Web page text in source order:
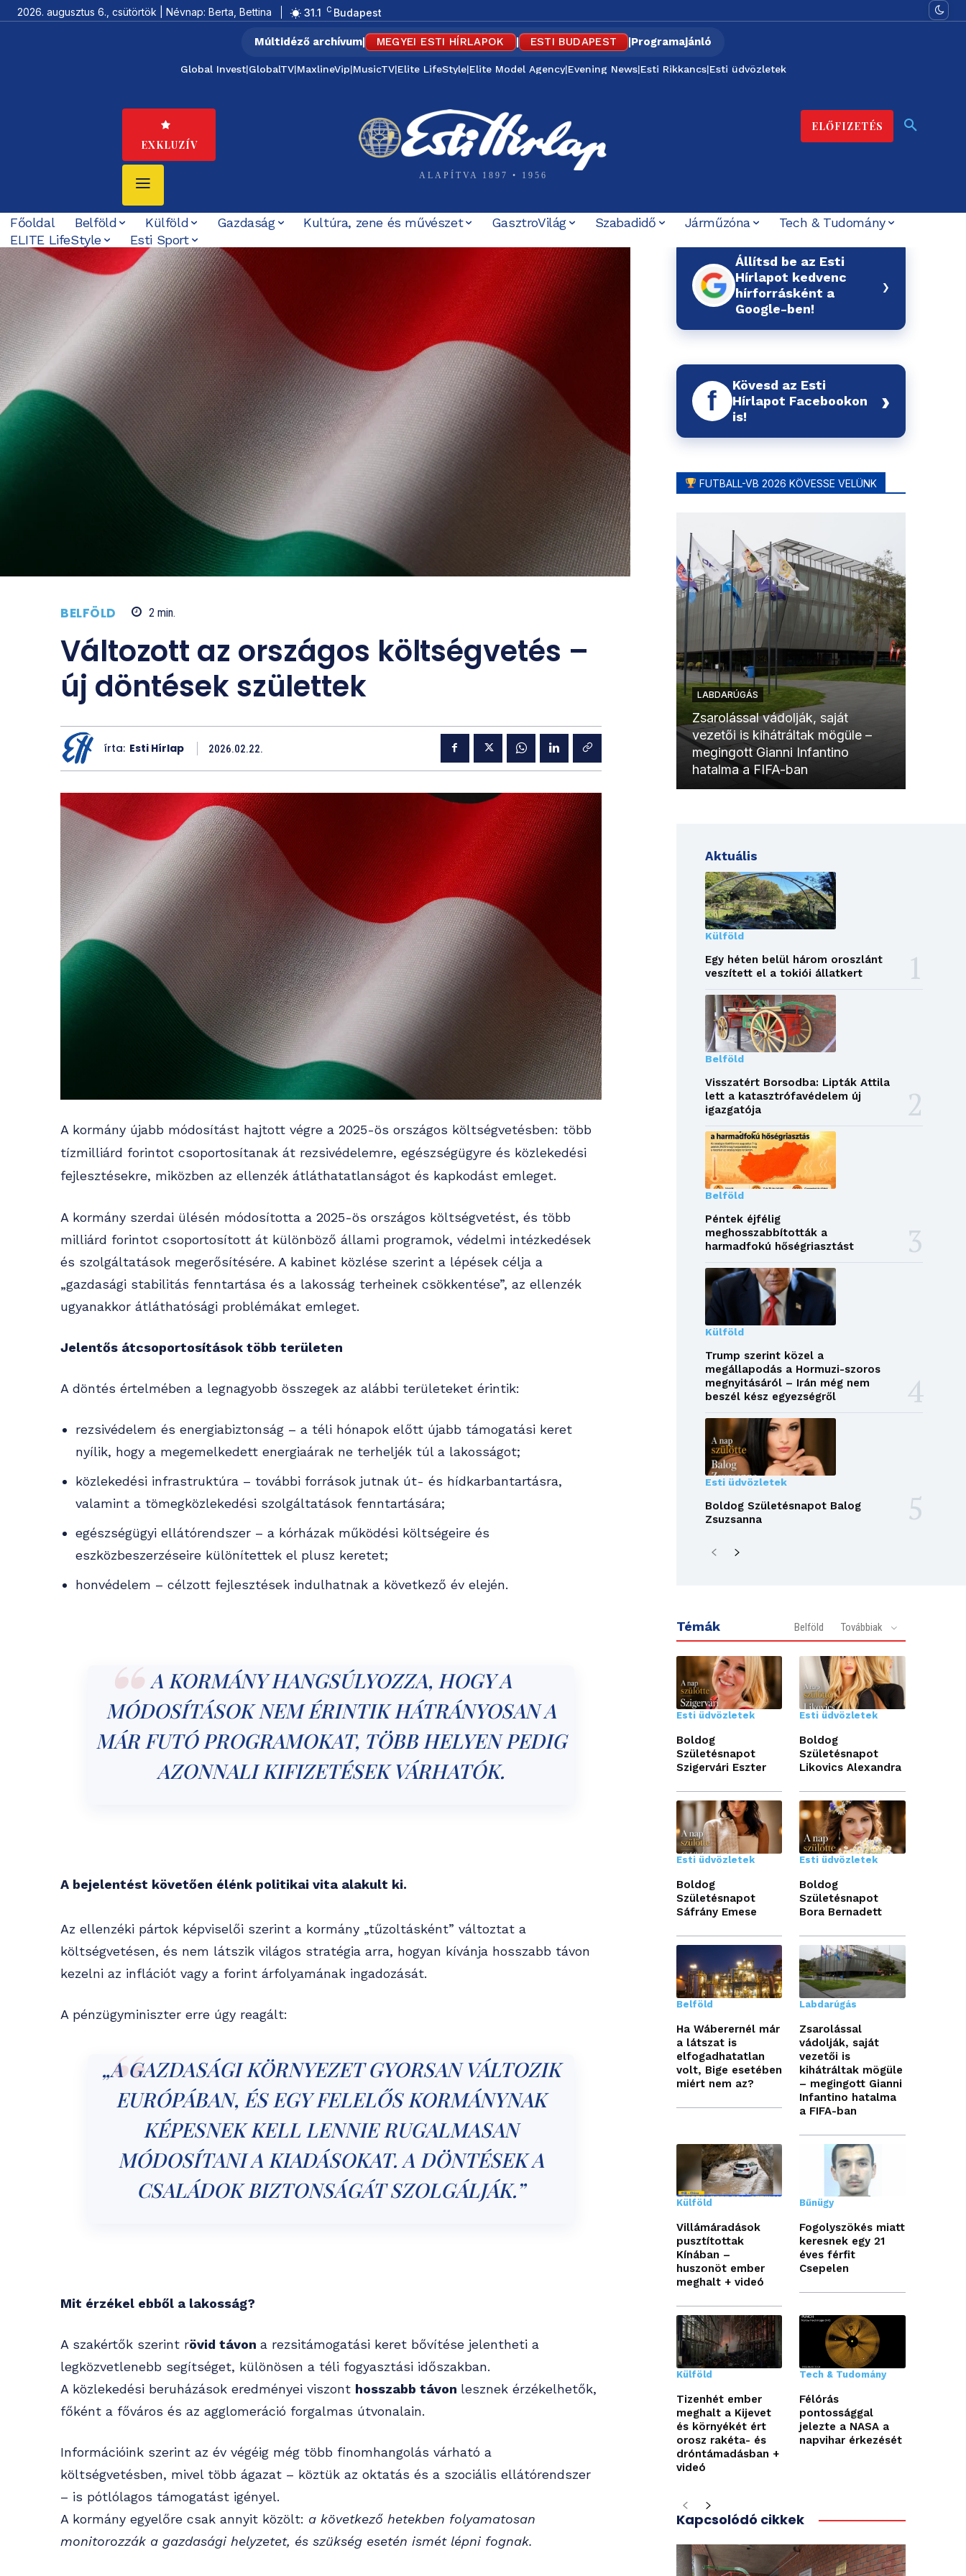
2026. augusztus 6., csütörtök | Névnap: Berta, Bettina 31.1 C Budapest
Múltidéző archívum| MEGYEI ESTI HÍRLAPOK | ESTI BUDAPEST |Programajánló
Global Invest|GlobalTV|MaxlineVip|MusicTV|Elite LifeStyle|Elite Model Agency|Evening News|Esti Rikkancs|Esti üdvözletek
EXKLUZÍV
ALAPÍTVA 1897 • 1956
ELŐFIZETÉS
Főoldal Belföld Külföld Gazdaság Kultúra, zene és művészet GasztroVilág Szabadidő Járműzóna
Tech & Tudomány
ELITE LifeStyle
Esti Sport
BELFÖLD 2 min.
Változott az országos költségvetés –
új döntések születtek
írta: Esti Hírlap 2026.02.22.
A kormány újabb módosítást hajtott végre a 2025-ös országos költségvetésben: több
tízmilliárd forintot csoportosítanak át rezsivédelemre, egészségügyre és közlekedési
fejlesztésekre, miközben az ellenzék átláthatatlanságot és kapkodást emleget.
A kormány szerdai ülésén módosította a 2025-ös országos költségvetést, és több
milliárd forintot csoportosított át különböző állami programok, védelmi intézkedések
és szolgáltatások megerősítésére. A kabinet közlése szerint a lépések célja a
„gazdasági stabilitás fenntartása és a lakosság terheinek csökkentése”, az ellenzék
ugyanakkor átláthatósági problémákat emleget.
Jelentős átcsoportosítások több területen
A döntés értelmében a legnagyobb összegek az alábbi területeket érintik:
rezsivédelem és energiabiztonság – a téli hónapok előtt újabb támogatási keret
nyílik, hogy a megemelkedett energiaárak ne terheljék túl a lakosságot;
közlekedési infrastruktúra – további források jutnak út- és hídkarbantartásra,
valamint a tömegközlekedési szolgáltatások fenntartására;
egészségügyi ellátórendszer – a kórházak működési költségeire és
eszközbeszerzéseire különítettek el plusz keretet;
honvédelem – célzott fejlesztések indulhatnak a következő év elején.
A KORMÁNY HANGSÚLYOZZA, HOGY A
MÓDOSÍTÁSOK NEM ÉRINTIK HÁTRÁNYOSAN A
MÁR FUTÓ PROGRAMOKAT, TÖBB HELYEN PEDIG
AZONNALI KIFIZETÉSEK VÁRHATÓK.
A bejelentést követően élénk politikai vita alakult ki.
Az ellenzéki pártok képviselői szerint a kormány „tűzoltásként” változtat a
költségvetésen, és nem látszik világos stratégia arra, hogyan kívánja hosszabb távon
kezelni az inflációt vagy a forint árfolyamának ingadozását.
A pénzügyminiszter erre úgy reagált:
„A GAZDASÁGI KÖRNYEZET GYORSAN VÁLTOZIK
EURÓPÁBAN, ÉS EGY FELELŐS KORMÁNYNAK
KÉPESNEK KELL LENNIE RUGALMASAN
MÓDOSÍTANI A KIADÁSOKAT. A DÖNTÉSEK A
CSALÁDOK BIZTONSÁGÁT SZOLGÁLJÁK.”
Mit érzékel ebből a lakosság?
A szakértők szerint rövid távon a rezsitámogatási keret bővítése jelentheti a
legközvetlenebb segítséget, különösen a téli fogyasztási időszakban.
A közlekedési beruházások eredményei viszont hosszabb távon lesznek érzékelhetők,
főként a főváros és az agglomeráció forgalmas útvonalain.
Információink szerint az év végéig még több finomhangolás várható a
költségvetésben, mivel több ágazat – köztük az oktatás és a szociális ellátórendszer
– is pótlólagos támogatást igényel.
A kormány egyelőre csak annyit közölt: a következő hetekben folyamatosan
monitorozzák a gazdasági helyzetet, és szükség esetén ismét lépni fognak.
Állítsd be az Esti
Hírlapot kedvenc
hírforrásként a
Google-ben!
›
f
Kövesd az Esti
Hírlapot Facebookon
is!
›
FUTBALL-VB 2026 KÖVESSE VELÜNK
LABDARÚGÁS
Zsarolással vádolják, saját
vezetői is kihátráltak mögüle –
megingott Gianni Infantino
hatalma a FIFA-ban
Aktuális
Külföld
Egy héten belül három oroszlánt
veszített el a tokiói állatkert
Belföld
Visszatért Borsodba: Lipták Attila
lett a katasztrófavédelem új
igazgatója
Belföld
Péntek éjfélig
meghosszabbították a
harmadfokú hőségriasztást
Külföld
Trump szerint közel a
megállapodás a Hormuzi-szoros
megnyitásáról – Irán még nem
beszél kész egyezségről
Esti üdvözletek
Boldog Születésnapot Balog
Zsuzsanna
Témák Belföld Továbbiak
Esti üdvözletek
Boldog
Születésnapot
Szigervári Eszter
Esti üdvözletek
Boldog
Születésnapot
Likovics Alexandra
Esti üdvözletek
Boldog
Születésnapot
Sáfrány Emese
Esti üdvözletek
Boldog
Születésnapot
Bora Bernadett
Belföld
Ha Wáberernél már
a látszat is
elfogadhatatlan
volt, Bige esetében
miért nem az?
Labdarúgás
Zsarolással
vádolják, saját
vezetői is
kihátráltak mögüle
– megingott Gianni
Infantino hatalma
a FIFA-ban
Külföld
Villámáradások
pusztítottak
Kínában –
huszonöt ember
meghalt + videó
Bűnügy
Fogolyszökés miatt
keresnek egy 21
éves férfit
Csepelen
Külföld
Tizenhét ember
meghalt a Kijevet
és környékét ért
orosz rakéta- és
dróntámadásban +
videó
Tech & Tudomány
Félórás
pontossággal
jelezte a NASA a
napvihar érkezését
Kapcsolódó cikkek